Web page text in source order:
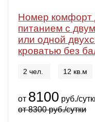
Номер комфорт
питанием с
или одной
кроватью без
2 чел. 12 кв.м
от 8100 руб./
от8300руб./сутки